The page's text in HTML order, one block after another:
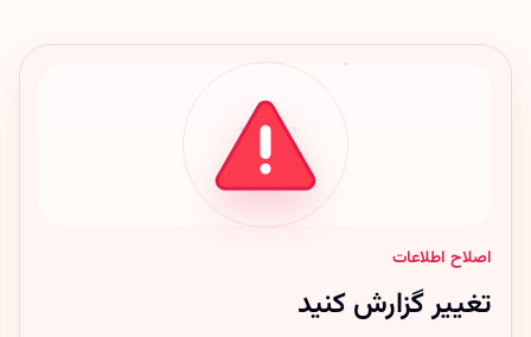
اصلاح اطلاعات
تغییر گزارش کنید